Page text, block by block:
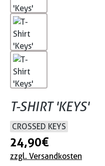
T-SHIRT 'KEYS'
CROSSED KEYS
24,90 €
zzgl. Versandkosten